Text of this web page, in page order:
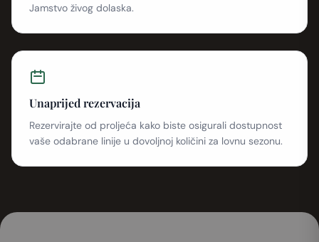
Jamstvo živog dolaska.
Unaprijed rezervacija
Rezervirajte od proljeća kako biste osigurali dostupnost
vaše odabrane linije u dovoljnoj količini za lovnu sezonu.